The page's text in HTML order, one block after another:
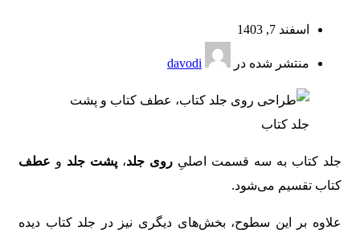
اسفند 7, 1403
منتشر شده در davodi
جلد کتاب به سه قسمت اصلیِ روی جلد، پشت جلد و عطف
کتاب تقسیم می‌شود.
علاوه بر این سطوح، بخش‌های دیگری نیز در جلد کتاب دیده